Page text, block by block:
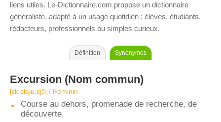
liens utiles. Le-Dictionnaire.com propose un dictionnaire
généraliste, adapté à un usage quotidien : élèves, étudiants,
rédacteurs, professionnels ou simples curieux.
Définition Synonymes
Excursion (Nom commun)
[ɛk.skyʁ.sjɔ̃] / Féminin
Course au dehors, promenade de recherche, de
découverte.